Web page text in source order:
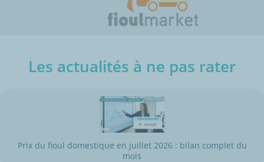
Les actualités à ne pas rater
Prix du fioul domestique en juillet 2026 : bilan complet du
mois